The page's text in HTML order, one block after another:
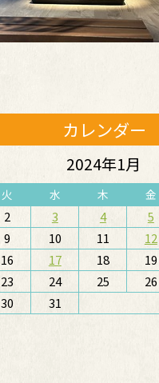
カレンダー
2024年1月
火 水 木 金
2 3 4 5
9 10 11 12
16 17 18 19
23 24 25 26
30 31